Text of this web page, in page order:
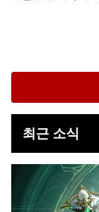
최근 소식